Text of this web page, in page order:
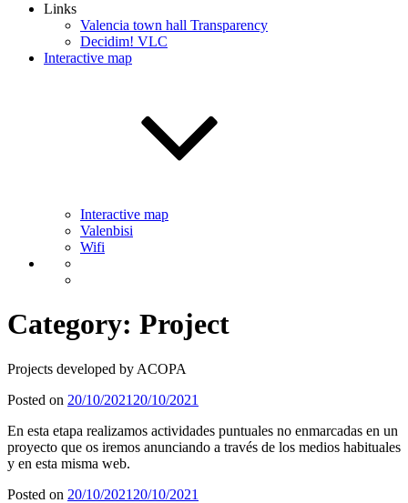
Links
Valencia town hall Transparency
Decidim! VLC
Interactive map
Interactive map
Valenbisi
Wifi
Category: Project
Projects developed by ACOPA
Posted on 20/10/2021 20/10/2021
En esta etapa realizamos actividades puntuales no enmarcadas en un
proyecto que os iremos anunciando a través de los medios habituales
y en esta misma web.
Posted on 20/10/2021 20/10/2021